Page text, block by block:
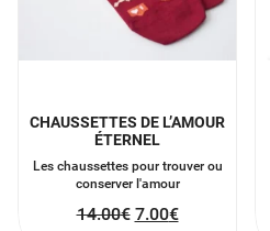
CHAUSSETTES DE L’AMOUR
ÉTERNEL
Les chaussettes pour trouver ou
conserver l'amour
14.00€ 7.00€